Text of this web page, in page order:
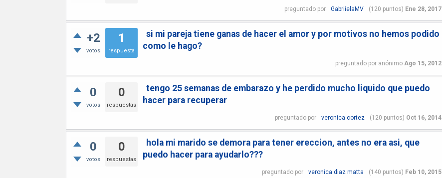
preguntado por GabriielaMV (120 puntos) Ene 28, 2017
+2
votos
1
respuesta
si mi pareja tiene ganas de hacer el amor y por motivos no hemos podido
como le hago?
preguntado por anónimo Ago 15, 2012
0
votos
0
respuestas
tengo 25 semanas de embarazo y he perdido mucho liquido que puedo
hacer para recuperar
preguntado por veronica cortez (120 puntos) Oct 16, 2014
0
votos
0
respuestas
hola mi marido se demora para tener ereccion, antes no era asi, que
puedo hacer para ayudarlo???
preguntado por veronica diaz matta (140 puntos) Feb 10, 2015